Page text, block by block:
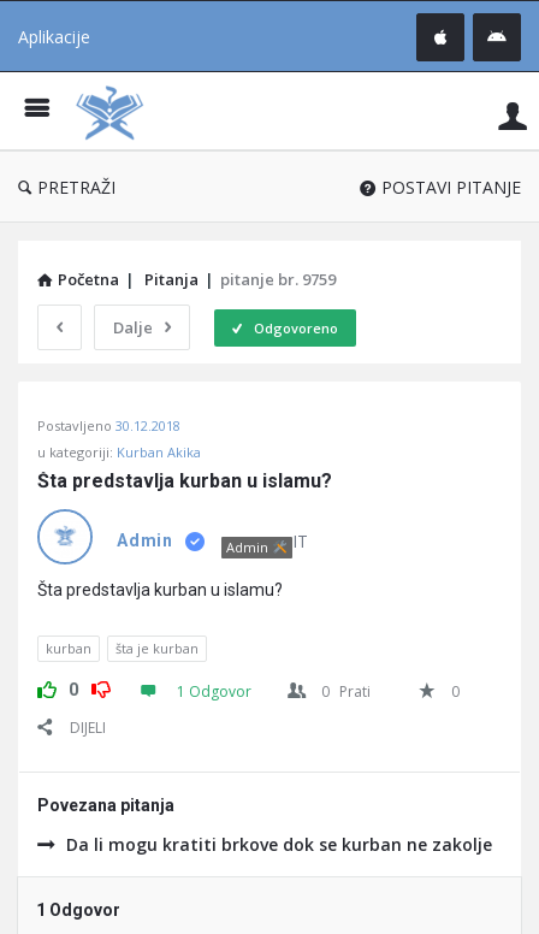
Aplikacije
®
PRETRAŽI POSTAVI PITANJE
Početna | Pitanja | pitanje br. 9759
Dalje Odgovoreno
Učene
Latest
Pitanja
Postavljeno 30.12.2018
u kategoriji: Kurban Akika
Šta predstavlja kurban u islamu?
Admin Admin IT
Šta predstavlja kurban u islamu?
kurban šta je kurban
0 1 Odgovor 0 Prati
0
DIJELI
Povezana pitanja
Da li mogu kratiti brkove dok se kurban ne zakolje
1 Odgovor